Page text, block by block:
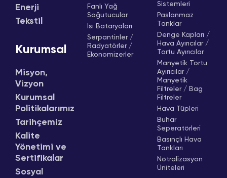
Enerji
Tekstil
Kurumsal
Misyon,
Vizyon
Kurumsal
Politikalarımız
Tarihçemiz
Kalite
Yönetimi ve
Sertifikalar
Sosyal
Fanlı Yağ
Soğutucular
Isı Bataryaları
Serpantinler /
Radyatörler /
Ekonomizerler
Sistemleri
Paslanmaz
Tanklar
Denge Kapları /
Hava Ayırıcılar /
Tortu Ayırıcılar
Manyetik Tortu
Ayırıcılar /
Manyetik
Filtreler / Bag
Filtreler
Hava Tüpleri
Buhar
Seperatörleri
Basınçlı Hava
Tankları
Nötralizasyon
Üniteleri